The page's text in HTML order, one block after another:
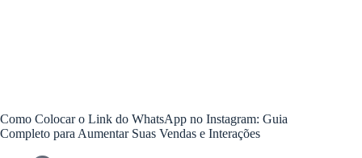
Como Colocar o Link do WhatsApp no Instagram: Guia
Completo para Aumentar Suas Vendas e Interações